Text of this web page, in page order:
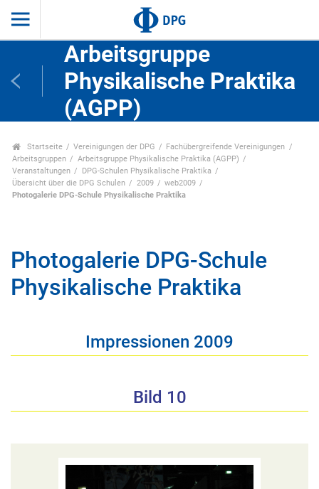
Arbeitsgruppe
Physikalische Praktika
(AGPP)
Startseite Vereinigungen der DPG
Fachübergreifende Vereinigungen
Arbeitsgruppen
Arbeitsgruppe Physikalische Praktika (AGPP)
Veranstaltungen
DPG-Schulen Physikalische Praktika
Übersicht über die DPG Schulen
2009
web2009
Photogalerie DPG-Schule Physikalische Praktika
Photogalerie DPG-Schule
Physikalische Praktika
Impressionen 2009
Bild 10